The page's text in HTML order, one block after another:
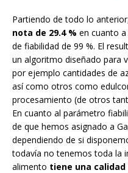
Partiendo de todo lo
nota de 29.4 % en cuanto
de fiabilidad de 99 %. El
un algoritmo diseñado para
por ejemplo cantidades de
así como otros como
procesamiento (de otros
En cuanto al parámetro
de que hemos asignado a
dependiendo de si
todavía no tenemos toda la
alimento tiene una